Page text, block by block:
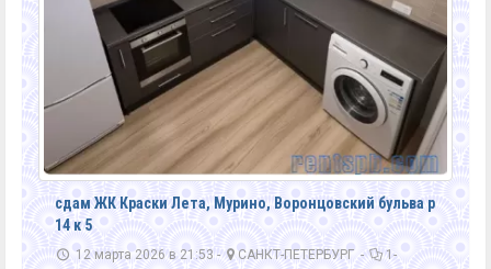
сдам ЖК Краски Лета, Мурино, Воронцовский бульва р
14 к 5
12 марта 2026 в 21:53 - САНКТ-ПЕТЕРБУРГ -
1-